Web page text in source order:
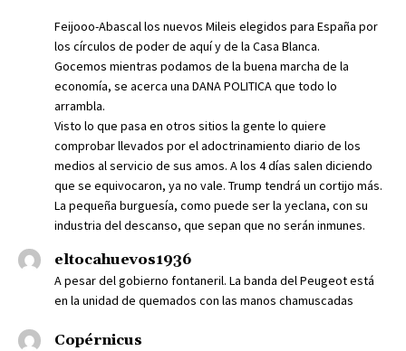
Feijooo-Abascal los nuevos Mileis elegidos para España por
los círculos de poder de aquí y de la Casa Blanca.
Gocemos mientras podamos de la buena marcha de la
economía, se acerca una DANA POLITICA que todo lo
arrambla.
Visto lo que pasa en otros sitios la gente lo quiere
comprobar llevados por el adoctrinamiento diario de los
medios al servicio de sus amos. A los 4 días salen diciendo
que se equivocaron, ya no vale. Trump tendrá un cortijo más.
La pequeña burguesía, como puede ser la yeclana, con su
industria del descanso, que sepan que no serán inmunes.
eltocahuevos1936
A pesar del gobierno fontaneril. La banda del Peugeot está
en la unidad de quemados con las manos chamuscadas
Copérnicus